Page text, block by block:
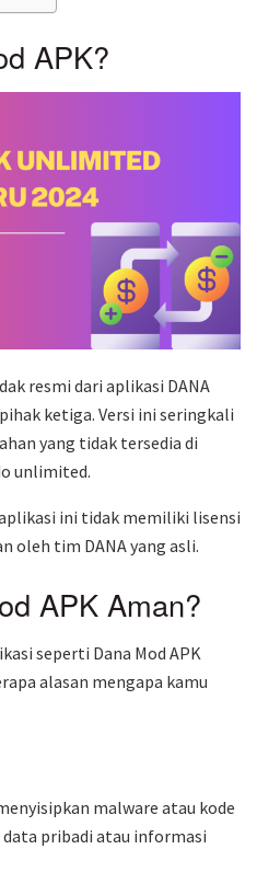
APK?
resmi dari aplikasi DANA
ketiga. Versi ini seringkali
yang tidak tersedia di
unlimited.
ini tidak memiliki lisensi
oleh tim DANA yang asli.
APK Aman?
seperti Dana Mod APK
alasan mengapa kamu
malware atau kode
data pribadi atau informasi